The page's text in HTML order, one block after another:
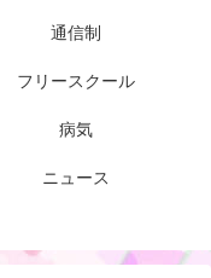
通信制
フリースクール
病気
ニュース